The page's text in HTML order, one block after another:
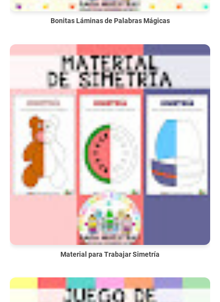
Bonitas Láminas de Palabras Mágicas
Material para Trabajar Simetría